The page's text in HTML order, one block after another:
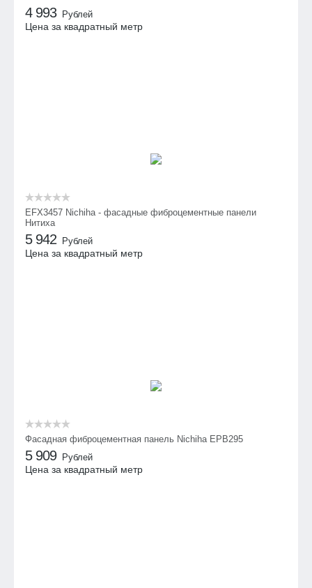
4 993 Рублей
Цена за квадратный метр
EFX3457 Nichiha - фасадные фиброцементные панели
Нитиха
5 942 Рублей
Цена за квадратный метр
Фасадная фиброцементная панель Nichiha EPB295
5 909 Рублей
Цена за квадратный метр